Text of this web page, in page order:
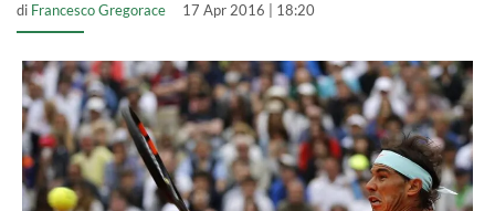
di Francesco Gregorace 17 Apr 2016 | 18:20